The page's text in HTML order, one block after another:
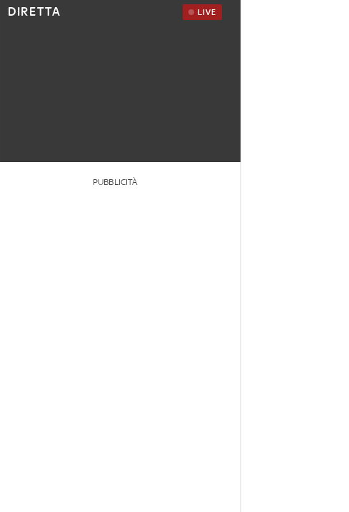
DIRETTA LIVE
PUBBLICITÀ